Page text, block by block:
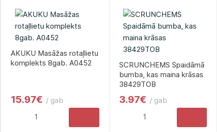
AKUKU Masāžas rotaļlietu
komplekts 8gab. A0452
15.97€ / gab
SCRUNCHEMS Spaidāmā
bumba, kas maina krāsas
38429TOB
3.97€ / gab